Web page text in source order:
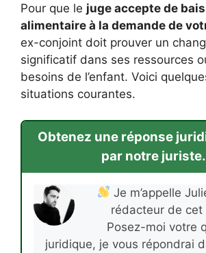
Pour que le juge accepte de
alimentaire à la demande de
ex-conjoint doit prouver un
significatif dans ses ressources
besoins de l’enfant. Voici
situations courantes.
Obtenez une réponse
par notre juriste.
Je m’appelle
rédacteur de cet
Posez-moi votre
juridique, je vous répondrai